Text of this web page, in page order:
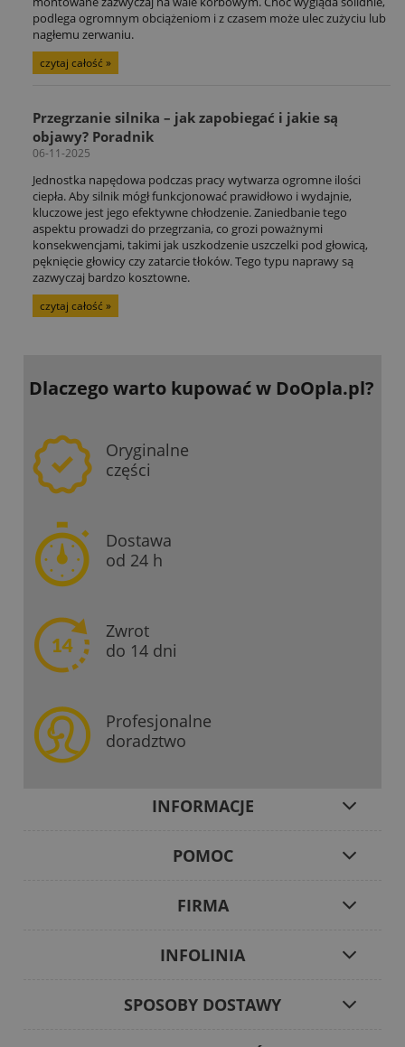
podlega ogromnym obciążeniom i z czasem może ulec zużyciu lub
nagłemu zerwaniu.
czytaj całość »
Przegrzanie silnika – jak zapobiegać i jakie są
objawy? Poradnik
06-11-2025
Jednostka napędowa podczas pracy wytwarza ogromne ilości
ciepła. Aby silnik mógł funkcjonować prawidłowo i wydajnie,
kluczowe jest jego efektywne chłodzenie. Zaniedbanie tego
aspektu prowadzi do przegrzania, co grozi poważnymi
konsekwencjami, takimi jak uszkodzenie uszczelki pod głowicą,
pęknięcie głowicy czy zatarcie tłoków. Tego typu naprawy są
zazwyczaj bardzo kosztowne.
czytaj całość »
Dlaczego warto kupowaćw DoOpla.pl?
Oryginalne
części
Dostawa
od 24 h
Zwrot
do 14 dni
Profesjonalne
doradztwo
INFORMACJE
POMOC
FIRMA
INFOLINIA
SPOSOBY DOSTAWY